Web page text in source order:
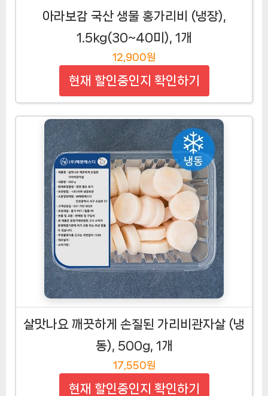
아라보감 국산 생물 홍가리비 (냉장),
1.5kg(30~40미), 1개
12,900원
현재 할인중인지 확인하기
살맛나요 깨끗하게 손질된 가리비관자살 (냉
동), 500g, 1개
17,550원
현재 할인중인지 확인하기